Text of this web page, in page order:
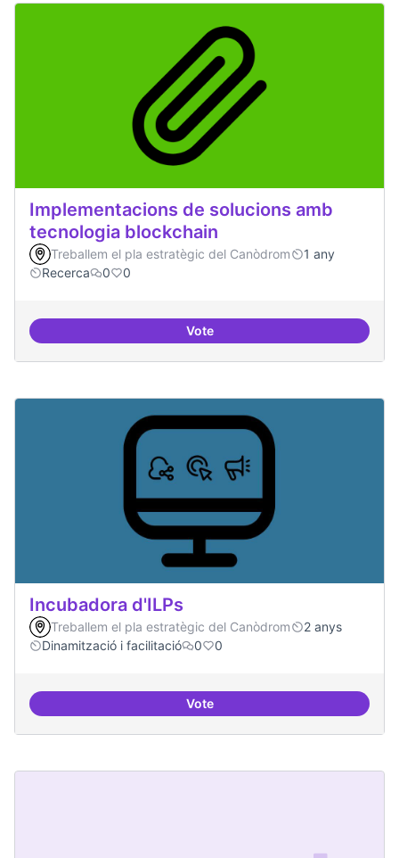
Implementacions de solucions amb
tecnologia blockchain
Treballem el pla estratègic del Canòdrom
1 any
Recerca
0 0
VoteImplementacions de solucions
Incubadora d'ILPs
Treballem el pla estratègic del Canòdrom
2 anys
Dinamització i facilitació
0 0
VoteIncubadora d'ILPs